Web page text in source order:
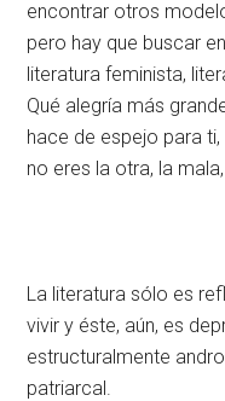
encontrar otros
pero hay que buscar
literatura feminista,
Qué alegría más
hace de espejo para ti,
no eres la otra, la
La literatura sólo es
vivir y éste, aún, es
estructuralmente
patriarcal.